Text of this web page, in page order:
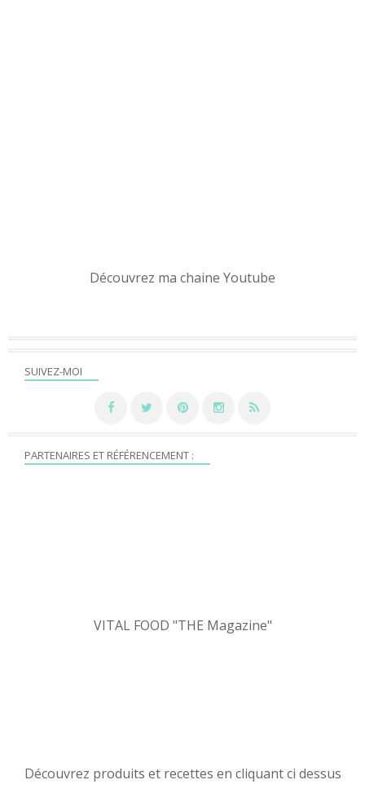
SUIVEZ-MOI
Découvrez ma chaine Youtube
PARTENAIRES ET RÉFÉRENCEMENT :
VITAL FOOD "THE Magazine"
Découvrez produits et recettes en cliquant ci dessus